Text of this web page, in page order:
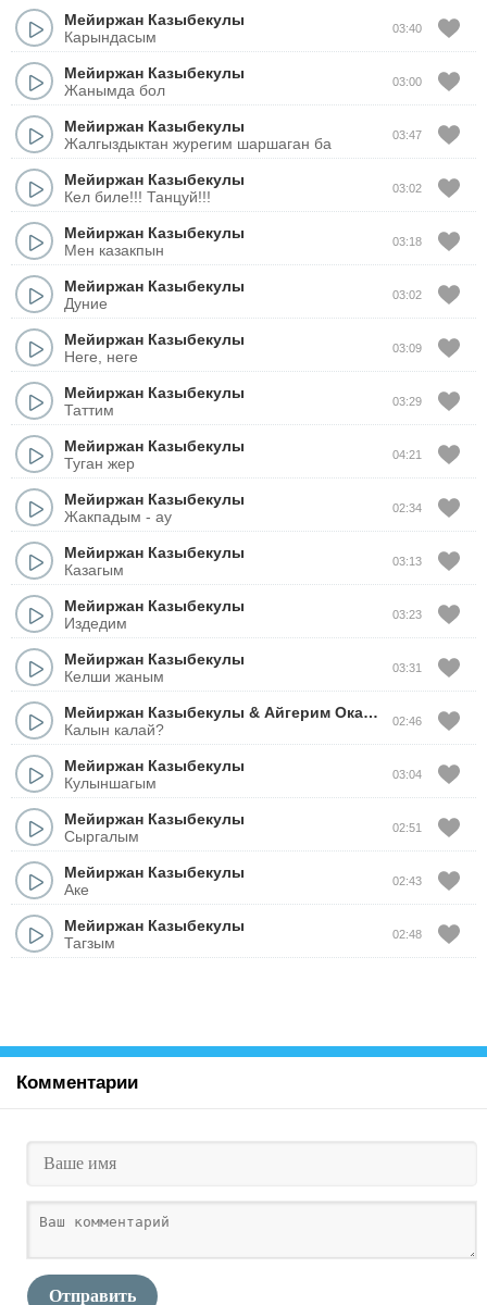
Мейиржан Казыбекулы
Карындасым
03:40
Мейиржан Казыбекулы
Жанымда бол
03:00
Мейиржан Казыбекулы
Жалгыздыктан журегим шаршаган ба
03:47
Мейиржан Казыбекулы
Кел биле!!! Танцуй!!!
03:02
Мейиржан Казыбекулы
Мен казакпын
03:18
Мейиржан Казыбекулы
Дуние
03:02
Мейиржан Казыбекулы
Неге, неге
03:09
Мейиржан Казыбекулы
Таттим
03:29
Мейиржан Казыбекулы
Туган жер
04:21
Мейиржан Казыбекулы
Жакпадым - ау
02:34
Мейиржан Казыбекулы
Казагым
03:13
Мейиржан Казыбекулы
Издедим
03:23
Мейиржан Казыбекулы
Келши жаным
03:31
Мейиржан Казыбекулы & Айгерим Окасова
Калын калай?
02:46
Мейиржан Казыбекулы
Кулыншагым
03:04
Мейиржан Казыбекулы
Сыргалым
02:51
Мейиржан Казыбекулы
Аке
02:43
Мейиржан Казыбекулы
Тагзым
02:48
Комментарии
Отправить